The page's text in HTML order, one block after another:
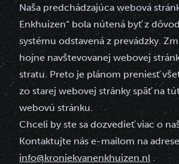
Naša predchádzajúca webová
Enkhuizen“ bola nútená byť z
systému odstavená z prevádzky.
hojne navštevovanej webovej
stratu. Preto je plánom preniesť
zo starej webovej stránky späť na
webovú stránku.
Chceli by ste sa dozvedieť viac o
Kontaktujte nás e-mailom na adrese
info@kroniekvanenkhuizen.nl.